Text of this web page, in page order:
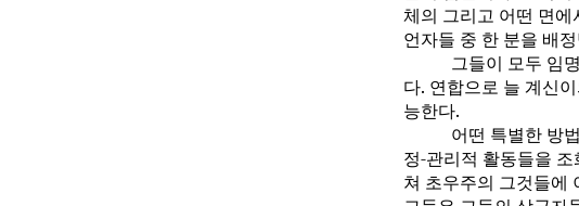
체의 그리고 어떤 면
언자들 중 한 분을 배
그들이 모두 임
다. 연합으로 늘 계신
능한다.
어떤 특별한 방
정-관리적 활동들을
쳐 초우주의 그것들에